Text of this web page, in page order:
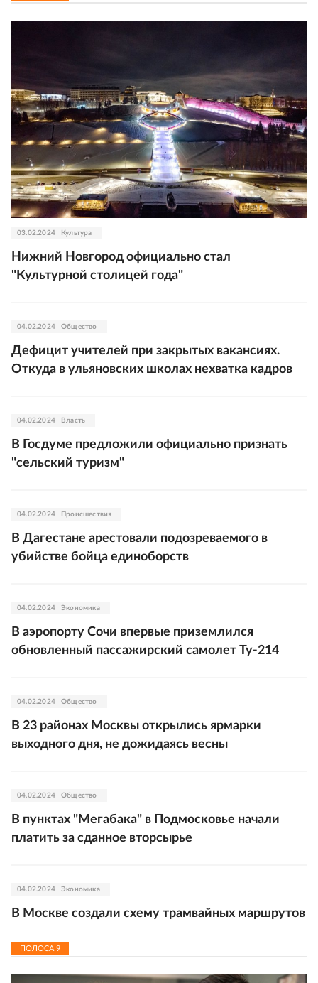
03.02.2024 Культура
Нижний Новгород официально стал
"Культурной столицей года"
04.02.2024 Общество
Дефицит учителей при закрытых вакансиях.
Откуда в ульяновских школах нехватка кадров
04.02.2024 Власть
В Госдуме предложили официально признать
"сельский туризм"
04.02.2024 Происшествия
В Дагестане арестовали подозреваемого в
убийстве бойца единоборств
04.02.2024 Экономика
В аэропорту Сочи впервые приземлился
обновленный пассажирский самолет Ту-214
04.02.2024 Общество
В 23 районах Москвы открылись ярмарки
выходного дня, не дожидаясь весны
04.02.2024 Общество
В пунктах "Мегабака" в Подмосковье начали
платить за сданное вторсырье
04.02.2024 Экономика
В Москве создали схему трамвайных маршрутов
ПОЛОСА 9